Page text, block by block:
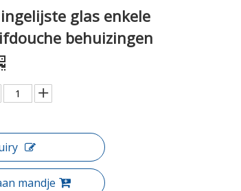
glas enkele
behuizingen
mandje